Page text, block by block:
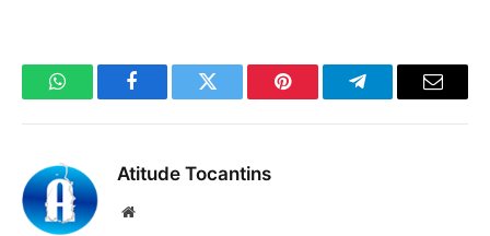
WhatsAppFacebookTwitter Pinterest TelegramaE-
Atitude Tocantins
Site